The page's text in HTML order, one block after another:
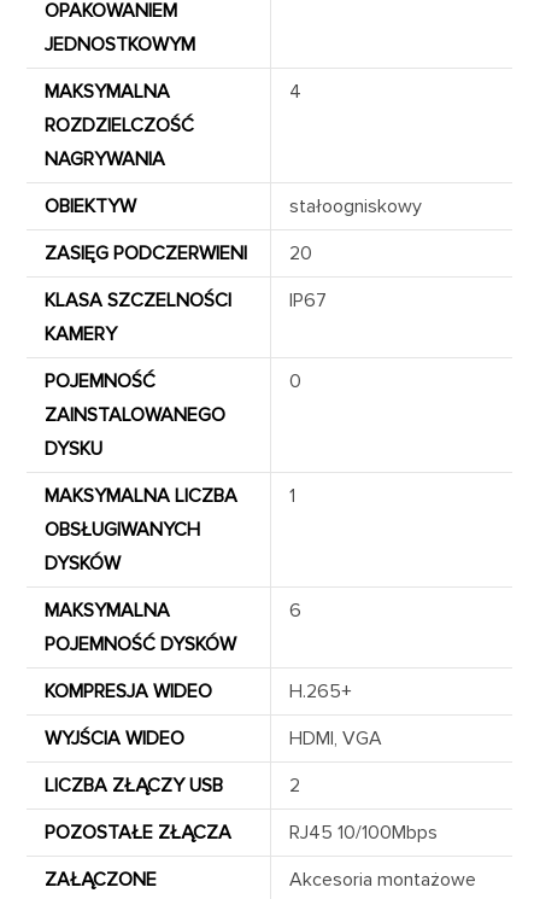
OPAKOWANIEM
JEDNOSTKOWYM
MAKSYMALNA
ROZDZIELCZOŚĆ
NAGRYWANIA
4
OBIEKTYW
stałoogniskowy
ZASIĘG PODCZERWIENI
20
KLASA SZCZELNOŚCI
KAMERY
IP67
POJEMNOŚĆ
ZAINSTALOWANEGO
DYSKU
0
MAKSYMALNA LICZBA
OBSŁUGIWANYCH
DYSKÓW
1
MAKSYMALNA
POJEMNOŚĆ DYSKÓW
6
KOMPRESJA WIDEO
H.265+
WYJŚCIA WIDEO
HDMI, VGA
LICZBA ZŁĄCZY USB
2
POZOSTAŁE ZŁĄCZA
RJ45 10/100Mbps
ZAŁĄCZONE
Akcesoria montażowe